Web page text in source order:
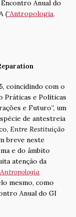
Anual do
(“Antropologia,
coincidindo com o
Práticas e Políticas
e Futuro”, um
de antestreia
Entre Restituição
breve neste
e do âmbito
atenção da
Antropologia
mesmo, como
Anual do GI